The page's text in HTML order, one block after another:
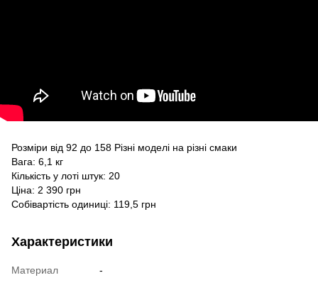
Розміри від 92 до 158 Різні моделі на різні смаки
Вага: 6,1 кг
Кількість у лоті штук: 20
Ціна: 2 390 грн
Собівартість одиниці: 119,5 грн
Характеристики
Материал -